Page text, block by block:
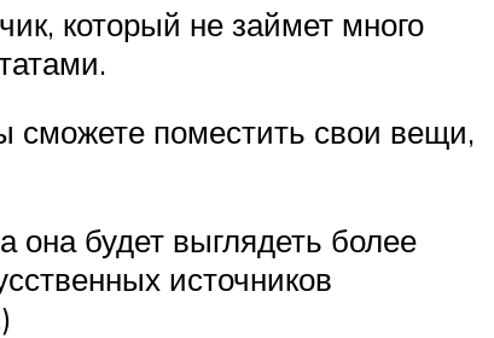
который не займет много
сможете поместить свои вещи,
она будет выглядеть более
источников